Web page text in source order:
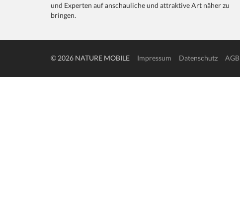
und Experten auf anschauliche und attraktive Art näher zu
bringen.
© 2026 NATURE MOBILE Impressum Datenschutz AGB